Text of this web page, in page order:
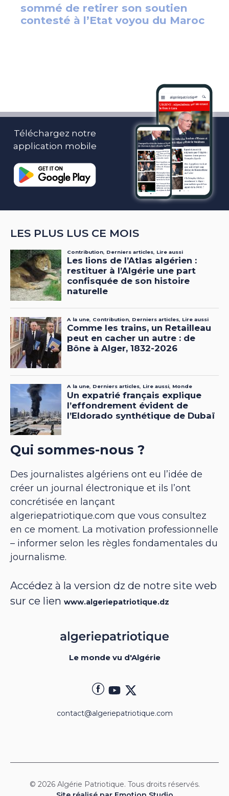
Téléchargez notre
application mobile
LES PLUS LUS CE MOIS
Qui sommes-nous ?
Des journalistes algériens ont eu l’idée de
créer un journal électronique et ils l’ont
concrétisée en lançant
algeriepatriotique.com que vous consultez
en ce moment. La motivation professionnelle
– informer selon les règles fondamentales du
journalisme.
Accédez à la version dz de notre site web
sur ce lien www.algeriepatriotique.dz
Le monde vu d'Algérie
contact@algeriepatriotique.com
© 2026 Algérie Patriotique. Tous droits réservés.